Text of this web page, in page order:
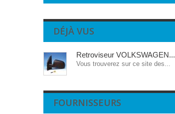
DÉJÀ VUS
Retroviseur VOLKSWAGEN...
Vous trouverez sur ce site des...
FOURNISSEURS